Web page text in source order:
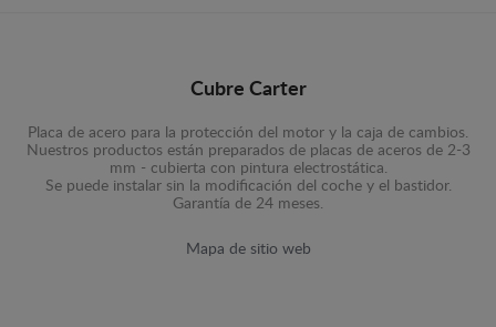
Cubre Carter
Placa de acero para la protección del motor y la caja de cambios.
Nuestros productos están preparados de placas de aceros de 2-3
mm - cubierta con pintura electrostática.
Se puede instalar sin la modificación del coche y el bastidor.
Garantía de 24 meses.
Mapa de sitio web